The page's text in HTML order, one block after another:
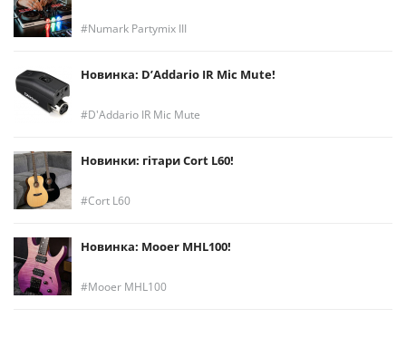
Numark Partymix III
Новинка: D’Addario IR Mic Mute!
D'Addario IR Mic Mute
Новинки: гітари Cort L60!
Cort L60
Новинка: Mooer MHL100!
Mooer MHL100